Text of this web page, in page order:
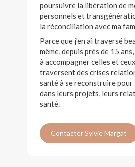
poursuivre la libération de
personnels et
la réconciliation avec ma
Parce que j'en ai traversé
même, depuis près de 15
à accompagner celles et
traversent des crises
santé à se reconstruire pour
dans leurs projets, leurs
santé.
Contacter Sylvie Margat